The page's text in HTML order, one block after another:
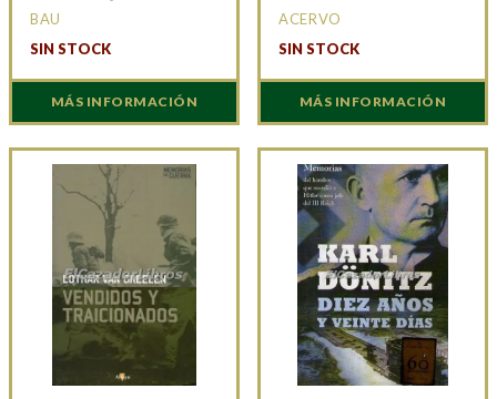
BAU
SIN STOCK
MÁS INFORMACIÓN
ACERVO
SIN STOCK
MÁS INFORMACIÓN